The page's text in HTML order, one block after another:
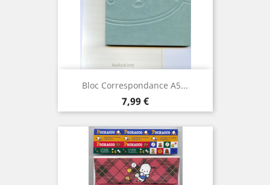
Bloc Correspondance A5...
Prix
7,99 €